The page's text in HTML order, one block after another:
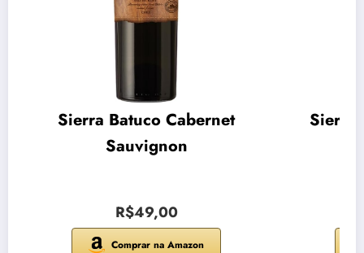
Sierra Batuco Cabernet
Sauvignon
R$49,00
Comprar na Amazon
Sierra